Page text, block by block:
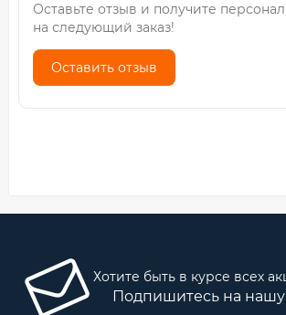
Оставьте отзыв и получите
на следующий заказ!
Оставить отзыв
Хотите быть в курсе всех
Подпишитесь на